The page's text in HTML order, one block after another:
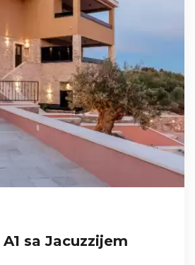
sa Jacuzzijem